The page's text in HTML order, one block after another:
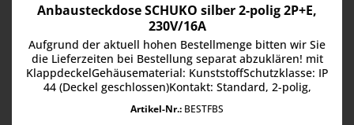
Anbausteckdose SCHUKO silber 2-polig 2P+E,
230V/16A
Aufgrund der aktuell hohen Bestellmenge bitten wir Sie
die Lieferzeiten bei Bestellung separat abzuklären! mit
KlappdeckelGehäusematerial: KunststoffSchutzklasse: IP
44 (Deckel geschlossen)Kontakt: Standard, 2-polig,
Artikel-Nr.: BESTFBS